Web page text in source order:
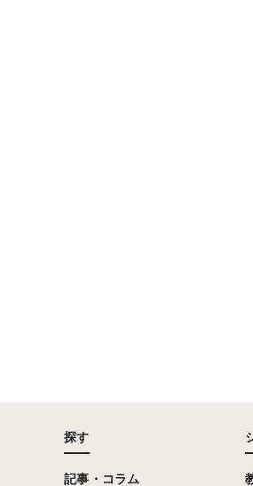
探す
記事・コラム